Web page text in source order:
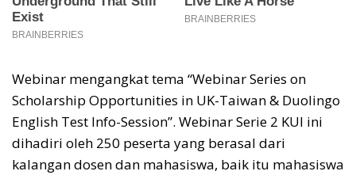
Webinar mengangkat tema “Webinar Series on
Scholarship Opportunities in UK-Taiwan & Duolingo
English Test Info-Session”. Webinar Serie 2 KUI ini
dihadiri oleh 250 peserta yang berasal dari
kalangan dosen dan mahasiswa, baik itu mahasiswa